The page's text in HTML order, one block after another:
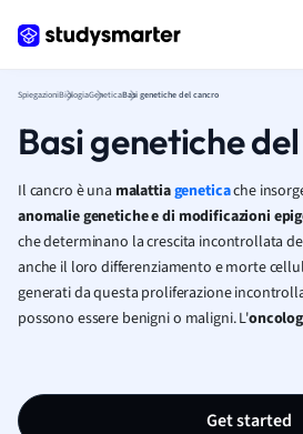
SpiegazioniBiologiaGeneticaBasi genetiche del cancro
Basi genetiche
Il cancro è una malattiageneticache
anomalie genetiche e di modificazioni
che determinano la crescita incontrollata
anche il loro differenziamento e morte
generati da questa proliferazione
possono essere benigni o maligni. L'
Get started